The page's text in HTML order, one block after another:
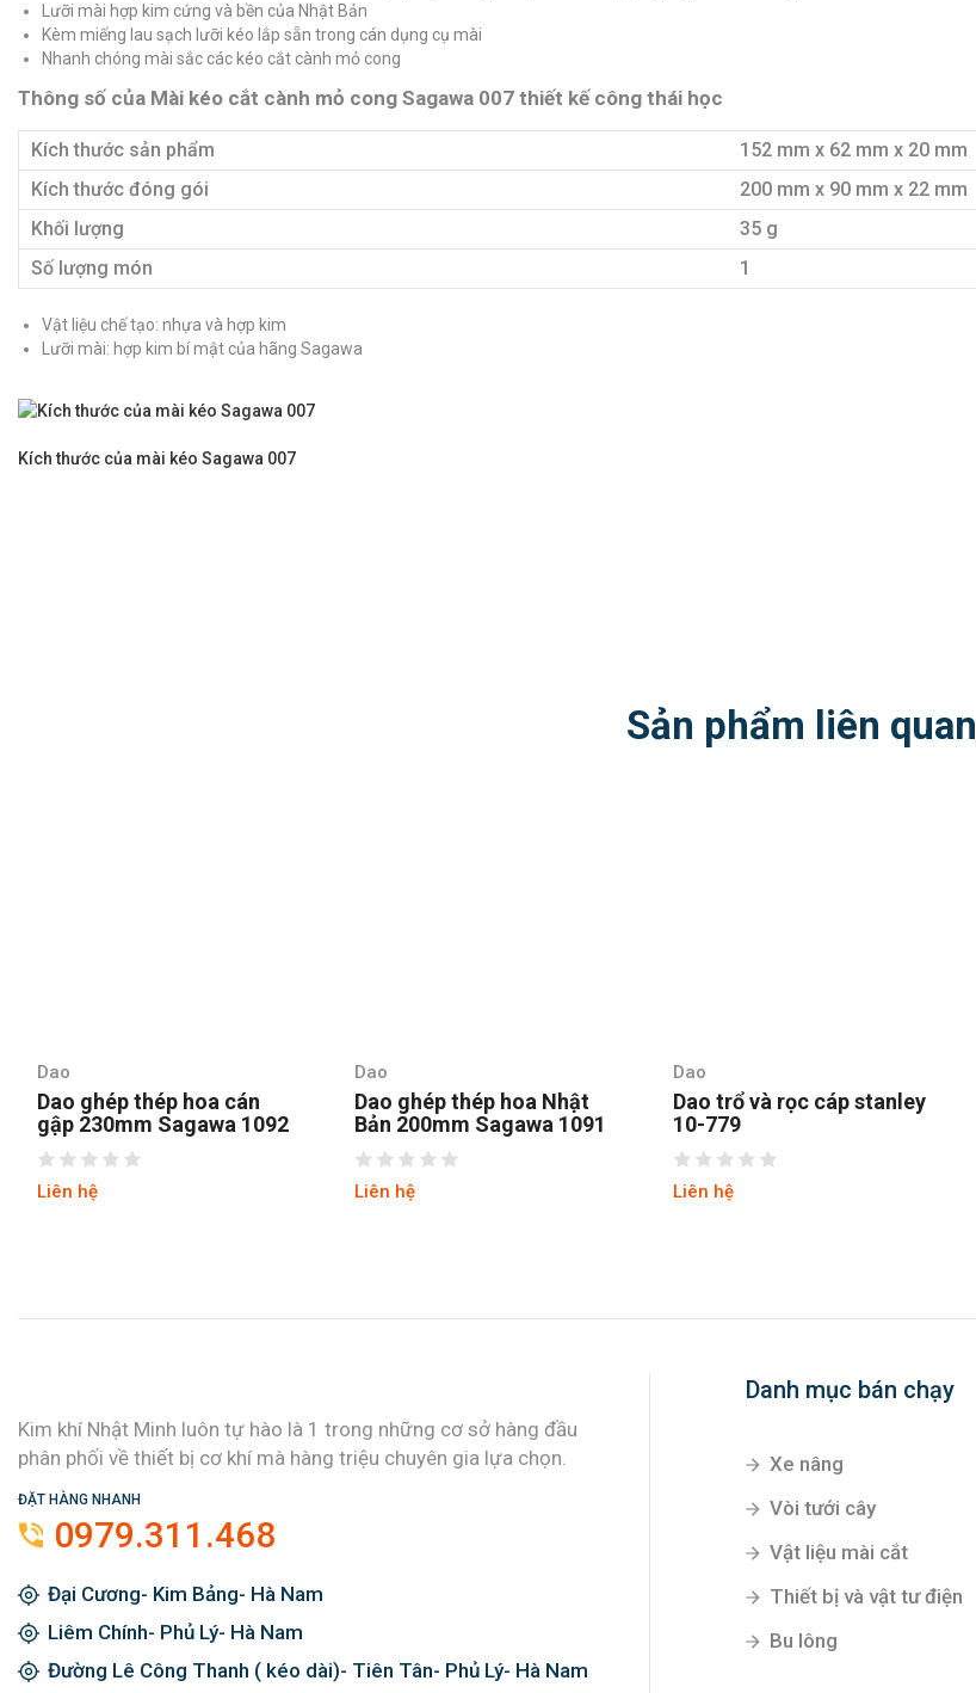
Lưỡi mài hợp kim cứng và bền của Nhật Bản
Kèm miếng lau sạch lưỡi kéo lắp sẵn trong cán dụng cụ mài
Nhanh chóng mài sắc các kéo cắt cành mỏ cong
Thông số của Mài kéo cắt cành mỏ cong Sagawa 007 thiết kế công thái học
Kích thước sản phẩm
152 mm x 62 mm x 20 mm
Kích thước đóng gói
200 mm x 90 mm x 22 mm
Khối lượng
35 g
Số lượng món
1
Vật liệu chế tạo: nhựa và hợp kim
Lưỡi mài: hợp kim bí mật của hãng Sagawa
Kích thước của mài kéo Sagawa 007
Sản phẩm liên quan
Dao
Dao ghép thép hoa cán
gập 230mm Sagawa 1092
Liên hệ
Dao
Dao ghép thép hoa Nhật
Bản 200mm Sagawa 1091
Liên hệ
Dao
Dao trổ và rọc cáp stanley
10-779
Liên hệ
Kim khí Nhật Minh luôn tự hào là 1 trong những cơ sở hàng đầu
phân phối về thiết bị cơ khí mà hàng triệu chuyên gia lựa chọn.
Danh mục bán chạy
Xe nâng
Vòi tưới cây
Vật liệu mài cắt
Thiết bị và vật tư điện
Bu lông